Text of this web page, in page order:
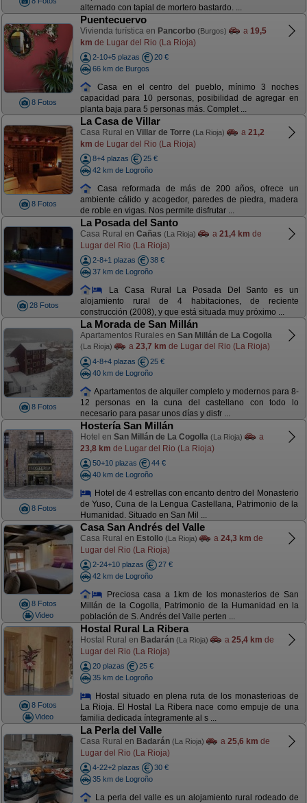
alternado con tapial de mortero bastardo. ...
8 Fotos
Puentecuervo
Vivienda turística en Pancorbo (Burgos) a 19,5
km de Lugar del Rio (La Rioja)
2-10+5 plazas
20 €
66 km de Burgos
Casa en el centro del pueblo, mínimo 3 noches
capacidad para 10 personas, posibilidad de agregar en
planta baja para 5 personas más. Complet ...
8 Fotos
La Casa de Villar
Casa Rural en Villar de Torre (La Rioja) a 21,2
km de Lugar del Rio (La Rioja)
8+4 plazas
25 €
42 km de Logroño
Casa reformada de más de 200 años, ofrece un
ambiente cálido y acogedor, paredes de piedra, madera
de roble en vigas. Nos permite disfrutar ...
28 Fotos
La Posada del Santo
Casa Rural en Cañas (La Rioja) a 21,4 km de
Lugar del Rio (La Rioja)
2-8+1 plazas
38 €
37 km de Logroño
La Casa Rural La Posada Del Santo es un
alojamiento rural de 4 habitaciones, de reciente
construcción (2008), y que está situada muy próximo ...
8 Fotos
La Morada de San Millán
Apartamentos Rurales en San Millán de La Cogolla
(La Rioja) a 23,7 km de Lugar del Rio (La Rioja)
4-8+4 plazas
25 €
40 km de Logroño
Apartamentos de alquiler completo y modernos para 8-
12 personas en la cuna del castellano con todo lo
necesario para pasar unos días y disfr ...
8 Fotos
Hostería San Millán
Hotel en San Millán de La Cogolla (La Rioja)
a
23,8 km de Lugar del Rio (La Rioja)
50+10 plazas
44 €
40 km de Logroño
Hotel de 4 estrellas con encanto dentro del Monasterio
de Yuso, Cuna de la Lengua Castellana, Patrimonio de la
Humanidad. Situado en San Mil ...
8 Fotos
Video
Casa San Andrés del Valle
Casa Rural en Estollo (La Rioja) a 24,3 km de
Lugar del Rio (La Rioja)
2-24+10 plazas
27 €
42 km de Logroño
Preciosa casa a 1km de los monasterios de San
Millán de la Cogolla, Patrimonio de la Humanidad en la
población de S. Andrés del Valle perten ...
8 Fotos
Video
Hostal Rural La Ribera
Hostal Rural en Badarán (La Rioja) a 25,4 km de
Lugar del Rio (La Rioja)
20 plazas
25 €
35 km de Logroño
Hostal situado en plena ruta de los monasterioas de
La Rioja. El Hostal La Ribera nace como empuje de una
familia dedicada íntegramente al s ...
La Perla del Valle
Casa Rural en Badarán (La Rioja) a 25,6 km de
Lugar del Rio (La Rioja)
4-22+2 plazas
30 €
35 km de Logroño
La perla del valle es un alojamiento rural rodeado de